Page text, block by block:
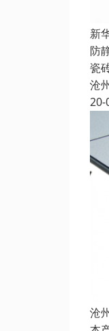
新
防
瓷
沧
20-
沧